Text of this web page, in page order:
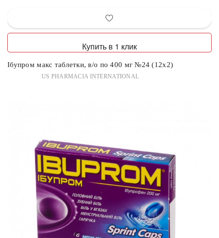
Купить в 1 клик
Ібупром макс таблетки, в/о по 400 мг №24 (12х2)
US PHARMACIA INTERNATIONAL